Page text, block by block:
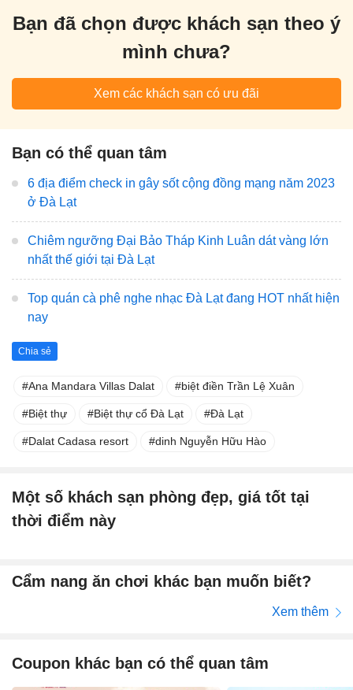
Bạn đã chọn được khách sạn theo ý
mình chưa?
Xem các khách sạn có ưu đãi
Bạn có thể quan tâm
6 địa điểm check in gây sốt cộng đồng mạng năm 2023
ở Đà Lạt
Chiêm ngưỡng Đại Bảo Tháp Kinh Luân dát vàng lớn
nhất thế giới tại Đà Lạt
Top quán cà phê nghe nhạc Đà Lạt đang HOT nhất hiện
nay
Chia sẻ
Ana Mandara Villas Dalat biệt điền Trần Lệ Xuân
Biệt thự Biệt thự cổ Đà Lạt Đà Lạt
Dalat Cadasa resort dinh Nguyễn Hữu Hào
Một số khách sạn phòng đẹp, giá tốt tại
thời điểm này
Cẩm nang ăn chơi khác bạn muốn biết?
Xem thêm
Coupon khác bạn có thể quan tâm